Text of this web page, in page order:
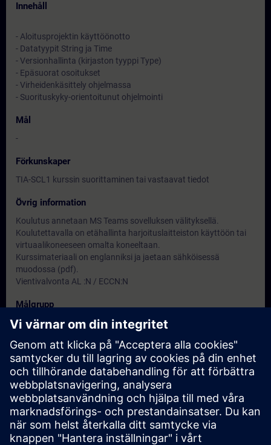
Innehåll
- Aloitusprojektin käyttöönotto
- Datatyypit String ja Time
- Versionhallinta (kirjaston tyyppi Type)
- Epäsuorat osoitukset
- Virheidenkäsittely ohjelmassa
- Suorituskyky-orientoitunut ohjelmointi
Mål
-
Förkunskaper
TIA-SCL1 kurssin suorittaminen tai vastaavat tiedot
Övrig information
Koulutus annetaan MS Teams sovelluksen välityksellä.
Koulutettavalla on etähallinta harjoituslaitteiston käyttöön tai
virtuaalikoneeseen omalta koneeltaan.
Kurssimateriaali on englanniksi ja jaetaan sähköisessä
muodossa (pdf).
Vientivalvonta AL :N / ECCN:N
Målgrupp
TIA-Projektien ohjelmoijat.
Datum och registrering
För närvarande finns det inga tillgängliga
evenemang
Lägg till dig själv på kursförfrågningslistan så blir du meddelad
när nya datum blir tillgängliga.